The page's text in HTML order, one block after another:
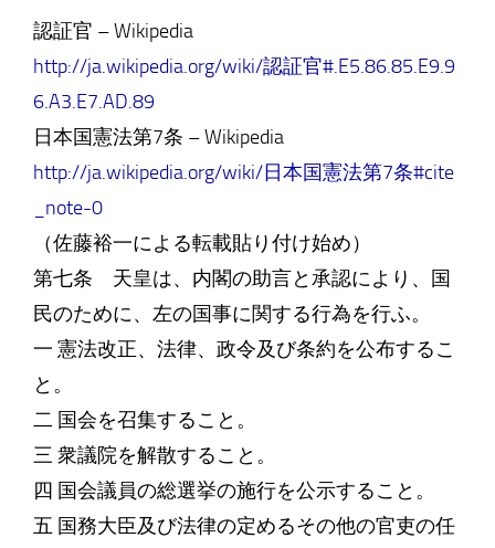
認証官 – Wikipedia
http://ja.wikipedia.org/wiki/認証官#.E5.86.85.E9.9
6.A3.E7.AD.89
日本国憲法第7条 – Wikipedia
http://ja.wikipedia.org/wiki/日本国憲法第7条#cite
_note-0
（佐藤裕一による転載貼り付け始め）
第七条 天皇は、内閣の助言と承認により、国
民のために、左の国事に関する行為を行ふ。
一 憲法改正、法律、政令及び条約を公布するこ
と。
二 国会を召集すること。
三 衆議院を解散すること。
四 国会議員の総選挙の施行を公示すること。
五 国務大臣及び法律の定めるその他の官吏の任